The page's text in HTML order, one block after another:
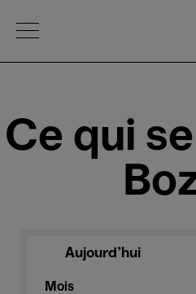
Open Menu
Ce qui
Aujourd'hui
Mois